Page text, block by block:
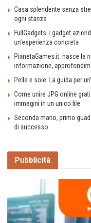
Casa splendente senza
ogni stanza
FullGadgets: i gadget
un’esperienza concreta
PianetaGames.it: nasce la
informazione,
Pelle e sole: La guida per
Come unire JPG online
immagini in un unico file
Seconda mano, primo
di successo
Pubblicità